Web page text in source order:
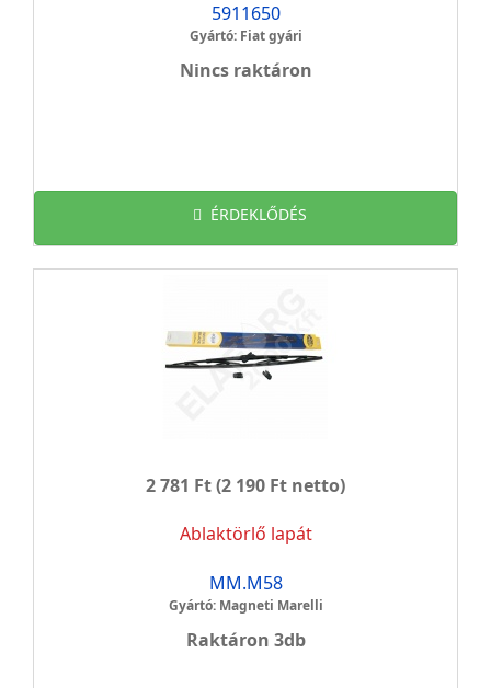
5911650
Gyártó: Fiat gyári
Nincs raktáron
ÉRDEKLŐDÉS
2 781 Ft(2 190 Ft netto)
Ablaktörlő lapát
MM.M58
Gyártó: Magneti Marelli
Raktáron 3db